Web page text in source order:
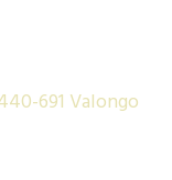
691 Valongo